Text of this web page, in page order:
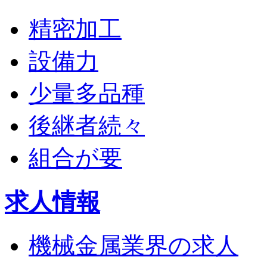
精密加工
設備力
少量多品種
後継者続々
組合が要
求人情報
機械金属業界の求人